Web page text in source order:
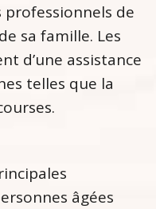
professionnels de
sa famille. Les
d’une assistance
telles que la
âgées